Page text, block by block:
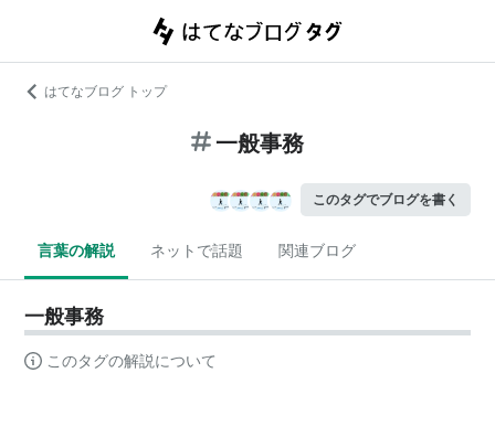
はてなブログ トップ
一般事務
このタグでブログを書く
言葉の解説 ネットで話題 関連ブログ
一般事務
このタグの解説について